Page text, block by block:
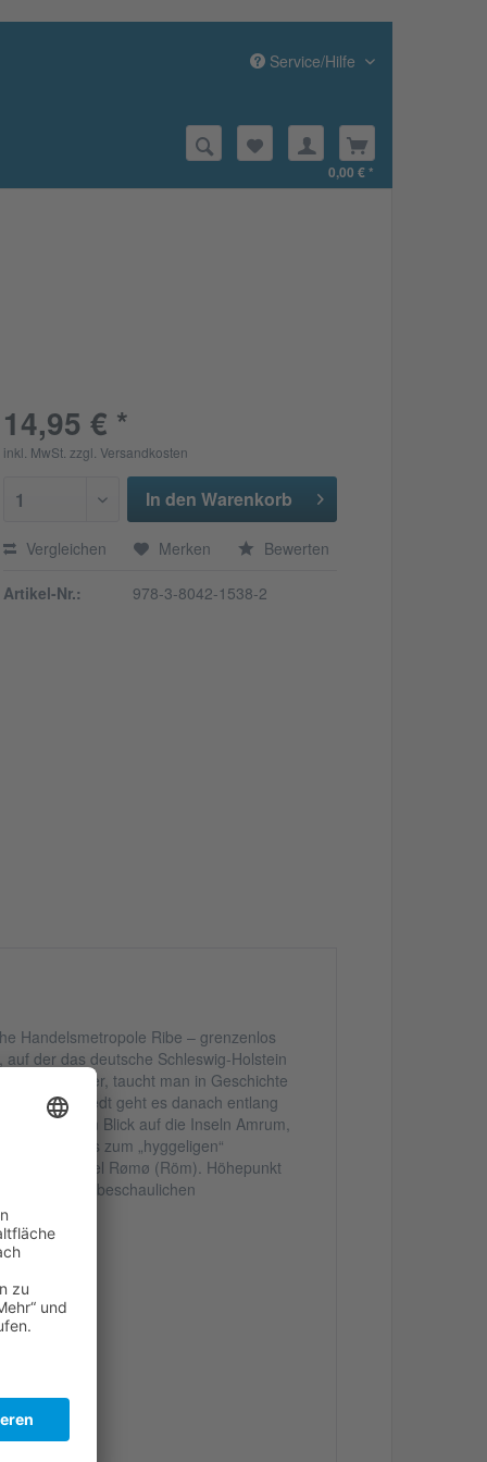
Service/Hilfe
0,00 € *
14,95 € *
inkl. MwSt. zzgl. Versandkosten
1 In den Warenkorb
Vergleichen Merken Bewerten
Artikel-Nr.: 978-3-8042-1538-2
Handelsmetropole Ribe – grenzenlos
der das deutsche Schleswig-Holstein
am Meer, taucht man in Geschichte
Hollingstedt geht es danach entlang
Es folgt ein Blick auf die Inseln Amrum,
geht es zum „hyggeligen“
Ferien-Insel Rømø (Röm). Höhepunkt
zahlreichen beschaulichen